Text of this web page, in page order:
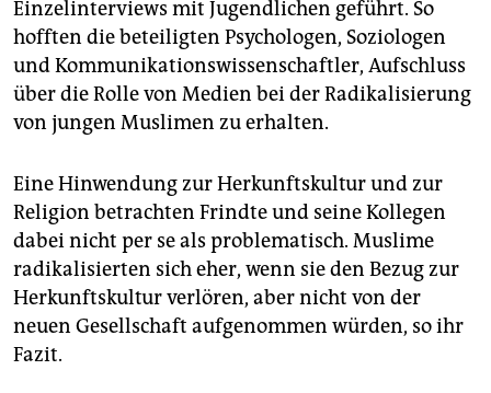
Einzelinterviews mit Jugendlichen geführt. So
hofften die beteiligten Psychologen, Soziologen
und Kommunikationswissenschaftler, Aufschluss
über die Rolle von Medien bei der Radikalisierung
von jungen Muslimen zu erhalten.
Eine Hinwendung zur Herkunftskultur und zur
Religion betrachten Frindte und seine Kollegen
dabei nicht per se als problematisch. Muslime
radikalisierten sich eher, wenn sie den Bezug zur
Herkunftskultur verlören, aber nicht von der
neuen Gesellschaft aufgenommen würden, so ihr
Fazit.